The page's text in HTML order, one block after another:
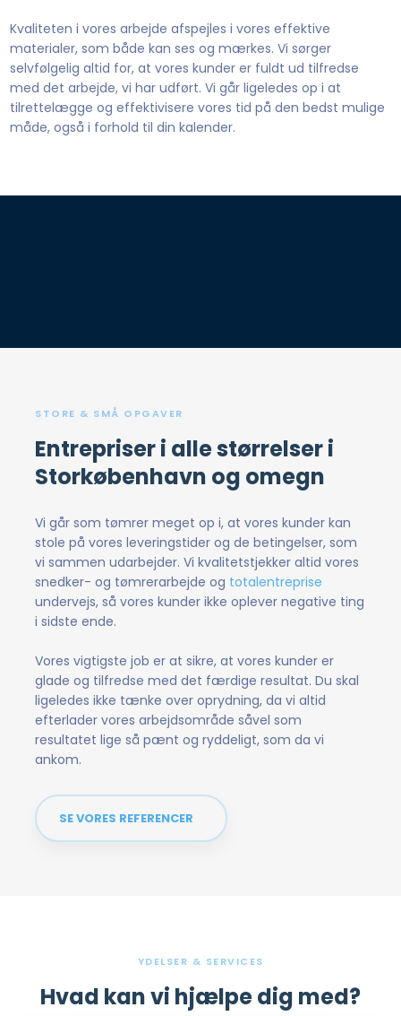
Kvaliteten i vores arbejde afspejles i vores effektive
materialer, som både kan ses og mærkes. Vi sørger
selvfølgelig altid for, at vores kunder er fuldt ud tilfredse
med det arbejde, vi har udført. Vi går ligeledes op i at
tilrettelægge og effektivisere vores tid på den bedst mulige
måde, også i forhold til din kalender.
STORE & SMÅ OPGAVER
Entrepriser i alle størrelser i
Storkøbenhavn og omegn
​Vi går som tømrer meget op i, at vores kunder kan
stole på vores leveringstider og de betingelser, som
vi sammen udarbejder. Vi kvalitetstjekker altid vores
snedker- og tømrerarbejde og totalentreprise
undervejs, så vores kunder ikke oplever negative ting
i sidste ende.
Vores vigtigste job er at sikre, at vores kunder er
glade og tilfredse med det færdige resultat. Du skal
ligeledes ikke tænke over oprydning, da vi altid
efterlader vores arbejdsområde såvel som
resultatet lige så pænt og ryddeligt, som da vi
ankom.
SE VORES REFERENCER
YDELSER & SERVICES
Hvad kan vi hjælpe dig med?